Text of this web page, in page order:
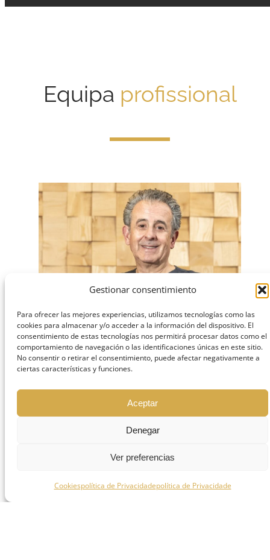
Gestionar consentimiento
Para ofrecer las mejores experiencias, utilizamos tecnologías como las
cookies para almacenar y/o acceder a la información del dispositivo. El
consentimiento de estas tecnologías nos permitirá procesar datos como el
comportamiento de navegación o las identificaciones únicas en este sitio.
No consentir o retirar el consentimiento, puede afectar negativamente a
ciertas características y funciones.
Aceptar
Denegar
Ver preferencias
Cookiespolítica de Privacidadepolítica de Privacidade
Equipa profissional
Dr. Jose Luís Torres Rivera
Diretor Médico e Implantologia